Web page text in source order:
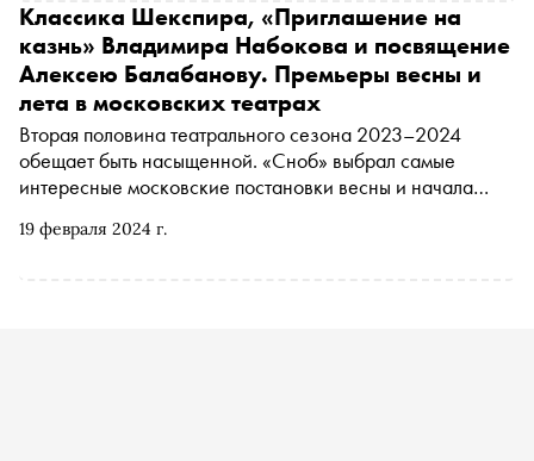
19 февраля 2024 г.
Классика Шекспира, «Приглашение на
казнь» Владимира Набокова и посвящение
Алексею Балабанову. Премьеры весны и
лета в московских театрах
Вторая половина театрального сезона 2023–2024
обещает быть насыщенной. «Сноб» выбрал самые
интересные московские постановки весны и начала